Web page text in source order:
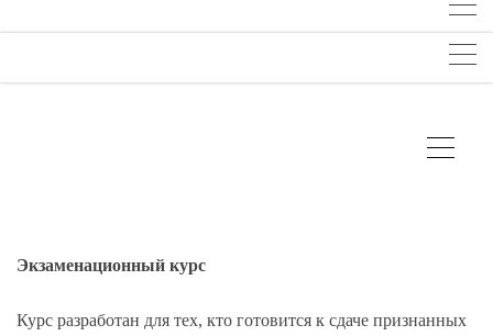
Экзаменационный курс
Курс разработан для тех, кто готовится к сдаче признанных